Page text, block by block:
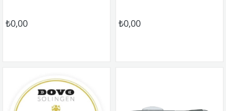
₺0,00 ₺0,00